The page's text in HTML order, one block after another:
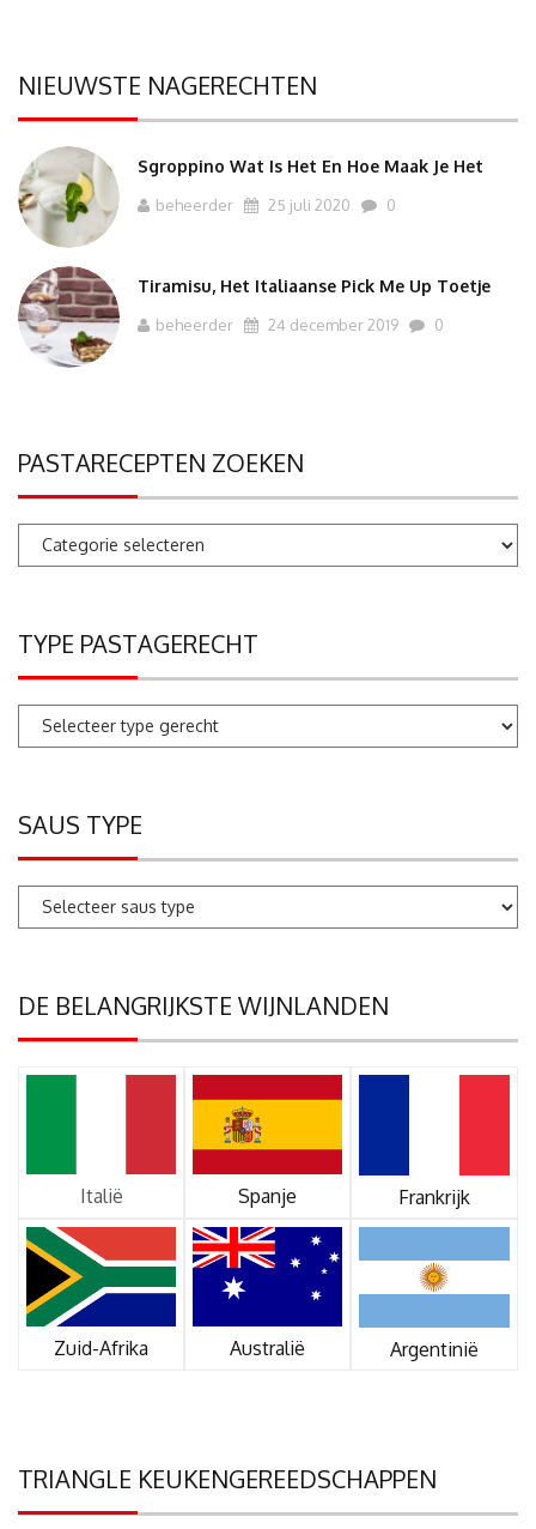
NIEUWSTE NAGERECHTEN
Sgroppino Wat Is Het En Hoe Maak Je Het
beheerder 25 juli 2020 0
Tiramisu, Het Italiaanse Pick Me Up Toetje
beheerder 24 december 2019 0
PASTARECEPTEN ZOEKEN
Pastarecepten
zoeken
TYPE PASTAGERECHT
SAUS TYPE
DE BELANGRIJKSTE WIJNLANDEN
Italië Spanje Frankrijk
Zuid-Afrika Australië Argentinië
TRIANGLE KEUKENGEREEDSCHAPPEN